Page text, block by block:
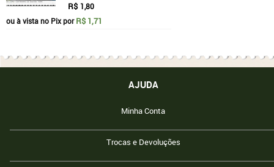
R$ 1,80
ou à vista no Pix porR$ 1,71
AJUDA
Minha Conta
Trocas e Devoluções